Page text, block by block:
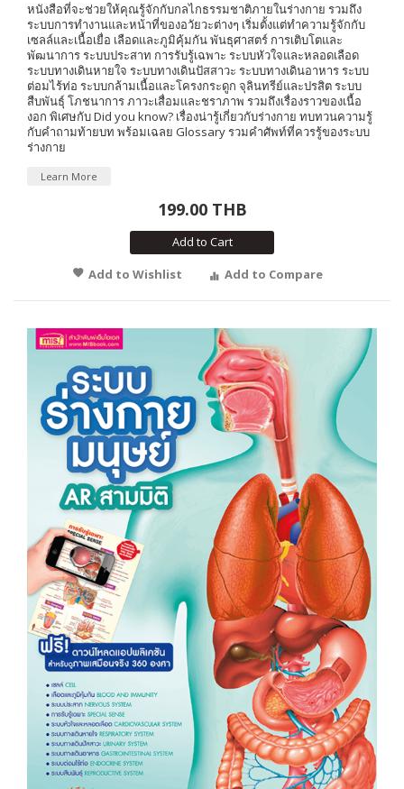
หนังสือที่จะช่วยให้คุณรู้จักกับกลไกธรรมชาติภายในร่างกาย รวมถึง
ระบบการทำงานและหน้าที่ของอวัยวะต่างๆ เริ่มตั้งแต่ทำความรู้จักกับ
เซลล์และเนื้อเยื่อ เลือดและภูมิคุ้มกัน พันธุศาสตร์ การเติบโตและ
พัฒนาการ ระบบประสาท การรับรู้เฉพาะ ระบบหัวใจและหลอดเลือด
ระบบทางเดินหายใจ ระบบทางเดินปัสสาวะ ระบบทางเดินอาหาร ระบบ
ต่อมไร้ท่อ ระบบกล้ามเนื้อและโครงกระดูก จุลินทรีย์และปรสิต ระบบ
สืบพันธุ์ โภชนาการ ภาวะเสื่อมและชราภาพ รวมถึงเรื่องราวของเนื้อ
งอก พิเศษกับ Did you know? เรื่องน่ารู้เกี่ยวกับร่างกาย ทบทวนความรู้
กับคำถามท้ายบท พร้อมเฉลย Glossary รวมคำศัพท์ที่ควรรู้ของระบบ
ร่างกาย
Learn More
199.00 THB
Add to Cart
Add to Wishlist
Add to Compare